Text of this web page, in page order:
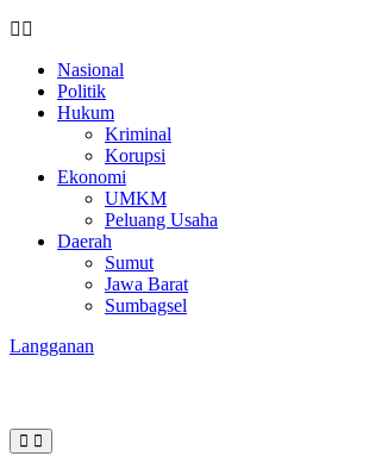
Nasional
Politik
Hukum
Kriminal
Korupsi
Ekonomi
UMKM
Peluang Usaha
Daerah
Sumut
Jawa Barat
Sumbagsel
Langganan